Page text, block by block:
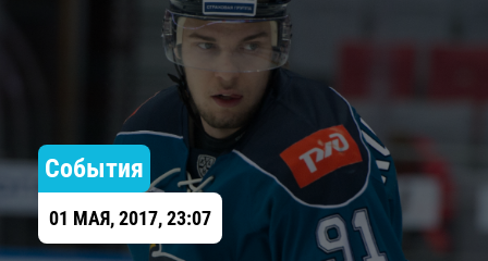
События
01 МАЯ, 2017, 23:07